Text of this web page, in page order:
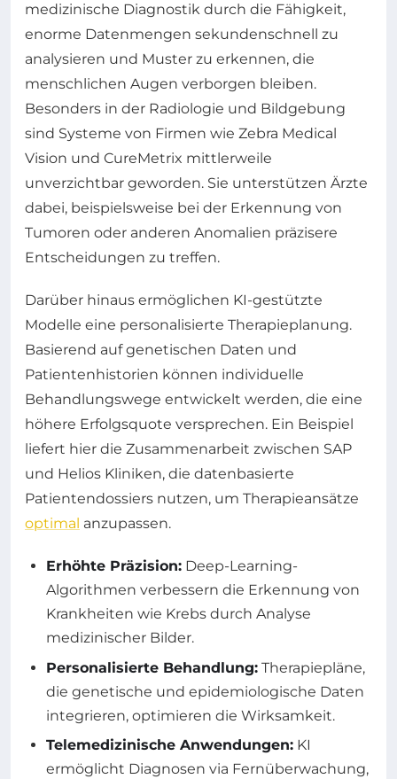
medizinische Diagnostik durch die Fähigkeit,
enorme Datenmengen sekundenschnell zu
analysieren und Muster zu erkennen, die
menschlichen Augen verborgen bleiben.
Besonders in der Radiologie und Bildgebung
sind Systeme von Firmen wie Zebra Medical
Vision und CureMetrix mittlerweile
unverzichtbar geworden. Sie unterstützen Ärzte
dabei, beispielsweise bei der Erkennung von
Tumoren oder anderen Anomalien präzisere
Entscheidungen zu treffen.
Darüber hinaus ermöglichen KI-gestützte
Modelle eine personalisierte Therapieplanung.
Basierend auf genetischen Daten und
Patientenhistorien können individuelle
Behandlungswege entwickelt werden, die eine
höhere Erfolgsquote versprechen. Ein Beispiel
liefert hier die Zusammenarbeit zwischen SAP
und Helios Kliniken, die datenbasierte
Patientendossiers nutzen, um Therapieansätze
optimal anzupassen.
Erhöhte Präzision: Deep-Learning-
Algorithmen verbessern die Erkennung von
Krankheiten wie Krebs durch Analyse
medizinischer Bilder.
Personalisierte Behandlung: Therapiepläne,
die genetische und epidemiologische Daten
integrieren, optimieren die Wirksamkeit.
Telemedizinische Anwendungen: KI
ermöglicht Diagnosen via Fernüberwachung,